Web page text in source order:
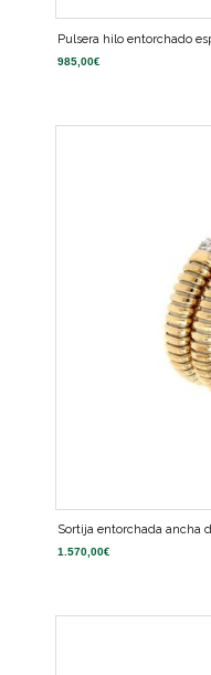
Pulsera hilo entorchado
985,00€
Sortija entorchada ancha
1.570,00€